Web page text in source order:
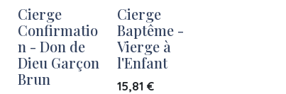
Cierge
Confirmatio
n - Don de
Dieu Garçon
Brun
Cierge
Baptême -
Vierge à
l'Enfant
15,81 €